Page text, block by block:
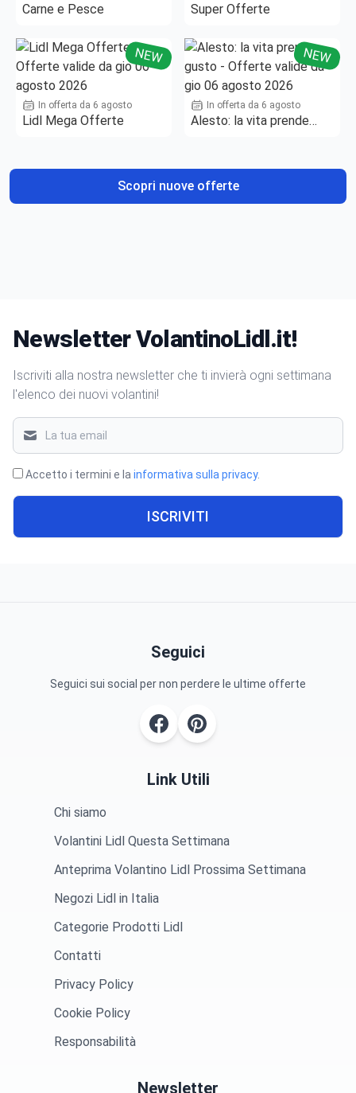
Carne e Pesce Super Offerte
NEW
In offerta da 6 agosto
Lidl Mega Offerte
NEW
In offerta da 6 agosto
Alesto: la vita prende
Scopri nuove offerte
Newsletter VolantinoLidl.it!
Iscriviti alla nostra newsletter che ti invierà ogni settimana
l'elenco dei nuovi volantini!
Accetto i termini e la informativa sulla privacy.
ISCRIVITI
Seguici
Seguici sui social per non perdere le ultime offerte
Link Utili
Chi siamo
Volantini Lidl Questa Settimana
Anteprima Volantino Lidl Prossima Settimana
Negozi Lidl in Italia
Categorie Prodotti Lidl
Contatti
Privacy Policy
Cookie Policy
Responsabilità
Newsletter